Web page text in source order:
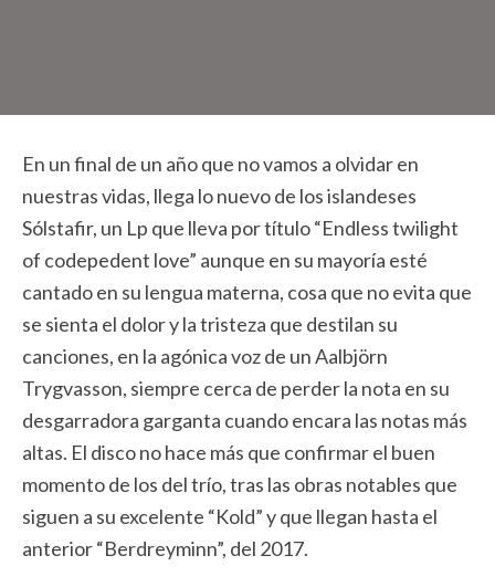
En un final de un año que no vamos a olvidar en
nuestras vidas, llega lo nuevo de los islandeses
Sólstafir, un Lp que lleva por título “Endless twilight
of codepedent love” aunque en su mayoría esté
cantado en su lengua materna, cosa que no evita que
se sienta el dolor y la tristeza que destilan su
canciones, en la agónica voz de un Aalbjörn
Trygvasson, siempre cerca de perder la nota en su
desgarradora garganta cuando encara las notas más
altas. El disco no hace más que confirmar el buen
momento de los del trío, tras las obras notables que
siguen a su excelente “Kold” y que llegan hasta el
anterior “Berdreyminn”, del 2017.